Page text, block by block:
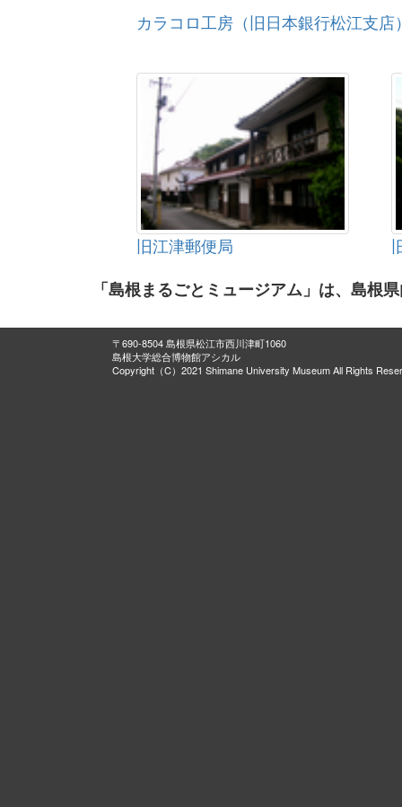
カラコロ工房（旧日本銀行松江支店
旧江津郵便局
「島根まるごとミュージアム」は、島根
〒690-8504 島根県松江市西川津町1060
島根大学総合博物館アシカル
Copyright（C）2021 Shimane University Museum All Rights